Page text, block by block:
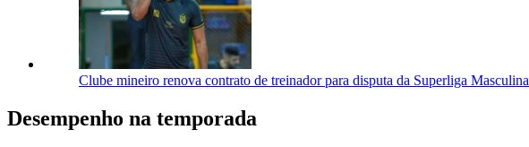
Clube mineiro renova contrato de treinador para disputa da Superliga Masculina
Desempenho na temporada